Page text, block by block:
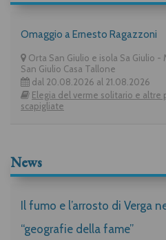
Omaggio a Ernesto Ragazzoni
Orta San Giulio e isola Sa Giulio -
San Giulio Casa Tallone
dal 20.08.2026 al 21.08.2026
Elegia del verme solitario e altre
scapigliate
News
Il fumo e l’arrosto di Verga
“geografie della fame”